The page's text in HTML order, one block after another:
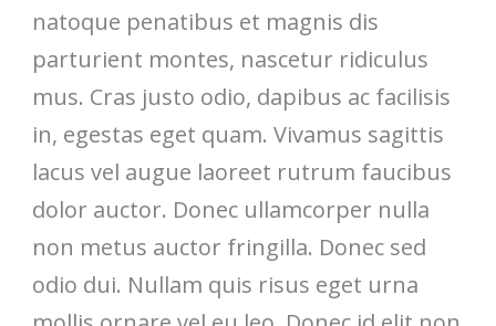
natoque penatibus et magnis dis
parturient montes, nascetur ridiculus
mus. Cras justo odio, dapibus ac facilisis
in, egestas eget quam. Vivamus sagittis
lacus vel augue laoreet rutrum faucibus
dolor auctor. Donec ullamcorper nulla
non metus auctor fringilla. Donec sed
odio dui. Nullam quis risus eget urna